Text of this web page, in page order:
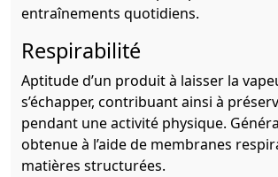
entraînements quotidiens.
Respirabilité
Aptitude d’un produit à laisser la
s’échapper, contribuant ainsi à
pendant une activité physique.
obtenue à l’aide de membranes
matières structurées.